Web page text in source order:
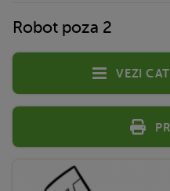
Robot poza 2
Vezi